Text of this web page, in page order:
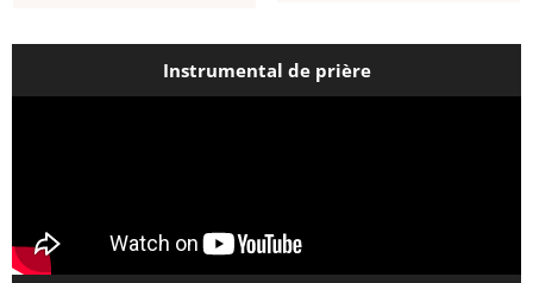
Instrumental de prière